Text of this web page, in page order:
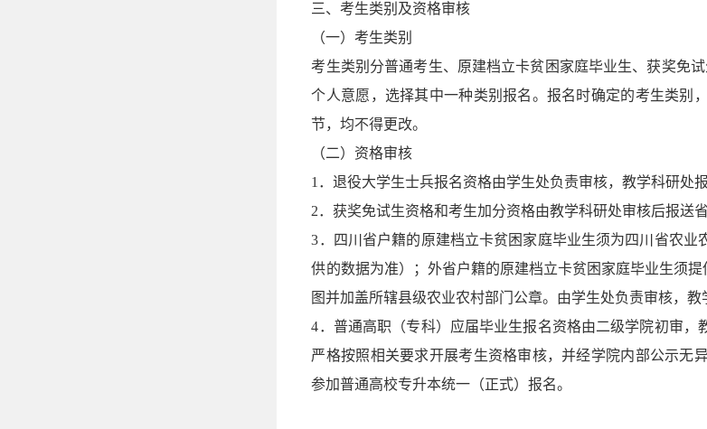
三、考生类别及资格审核
（一）考生类别
考生类别分普通考生、原建档立卡贫困家庭毕业生、获奖免
个人意愿，选择其中一种类别报名。报名时确定的考生类别
节，均不得更改。
（二）资格审核
1．退役大学生士兵报名资格由学生处负责审核，教学科研处
2．获奖免试生资格和考生加分资格由教学科研处审核后报送
3．四川省户籍的原建档立卡贫困家庭毕业生须为四川省农
供的数据为准）；外省户籍的原建档立卡贫困家庭毕业生须
图并加盖所辖县级农业农村部门公章。由学生处负责审核，教
4．普通高职（专科）应届毕业生报名资格由二级学院初审
严格按照相关要求开展考生资格审核，并经学院内部公示无
参加普通高校专升本统一（正式）报名。